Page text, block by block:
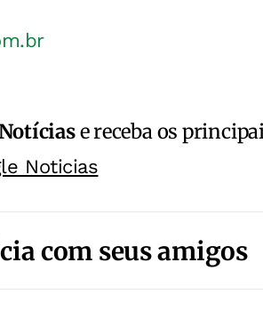
e receba os
Noticias
com seus amigos